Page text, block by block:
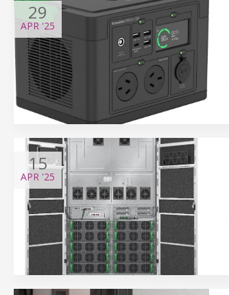
29
APR '25
15
APR '25